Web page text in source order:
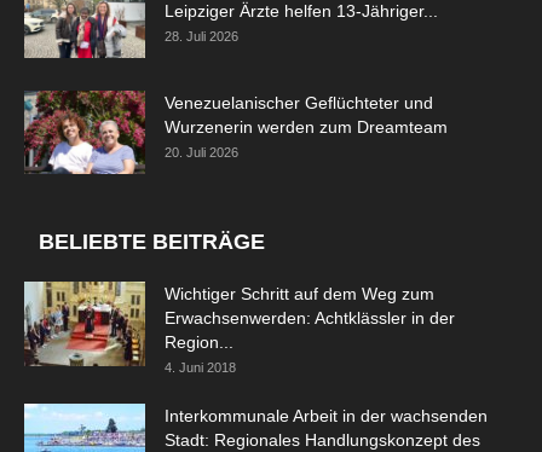
Leipziger Ärzte helfen 13-Jähriger...
28. Juli 2026
Venezuelanischer Geflüchteter und
Wurzenerin werden zum Dreamteam
20. Juli 2026
BELIEBTE BEITRÄGE
Wichtiger Schritt auf dem Weg zum
Erwachsenwerden: Achtklässler in der
Region...
4. Juni 2018
Interkommunale Arbeit in der wachsenden
Stadt: Regionales Handlungskonzept des